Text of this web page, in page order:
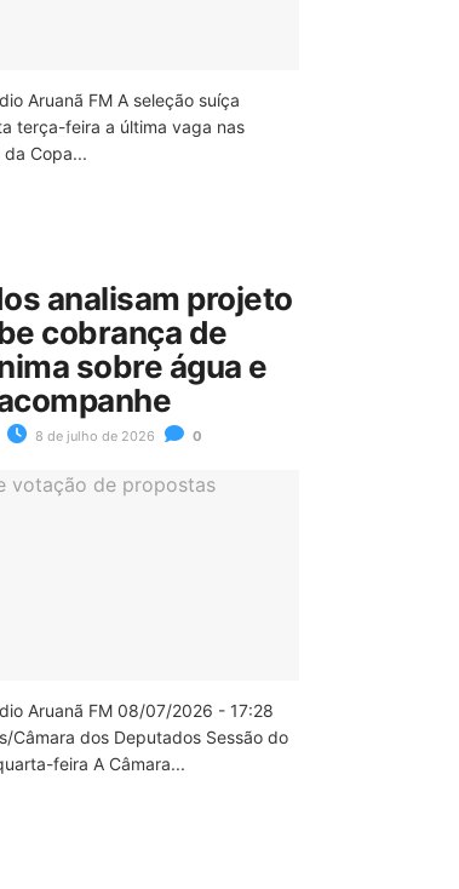
Aruanã FM A seleção suíça
terça-feira a última vaga nas
Copa...
analisam projeto
cobrança de
sobre água e
8 de julho de 2026 0
Aruanã FM 08/07/2026 - 17:28
Câmara dos Deputados Sessão do
feira A Câmara...